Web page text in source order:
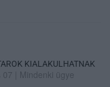
KIALAKULHATNAK
07 Mindenki ügye